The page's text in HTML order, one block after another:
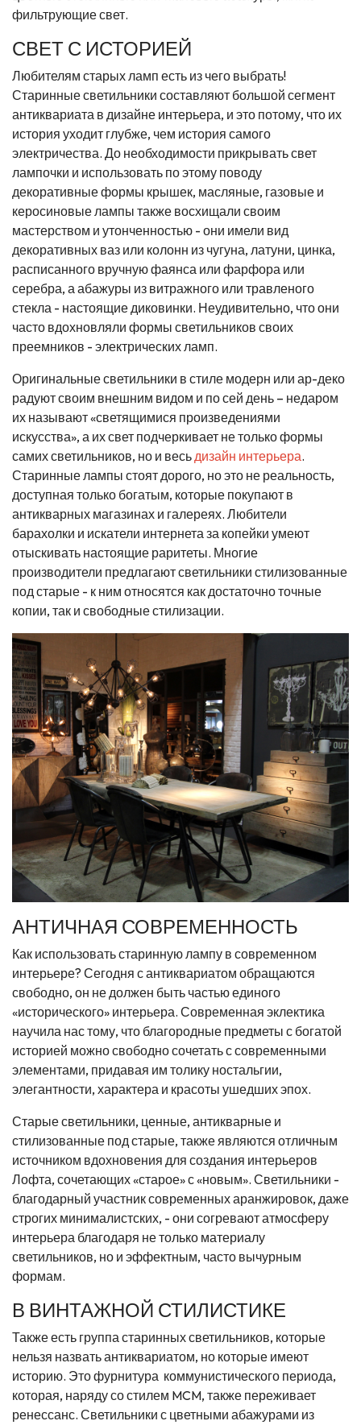
фильтрующие свет.
СВЕТ С ИСТОРИЕЙ
Любителям старых ламп есть из чего выбрать!
Старинные светильники составляют большой сегмент
антиквариата в дизайне интерьера, и это потому, что их
история уходит глубже, чем история самого
электричества. До необходимости прикрывать свет
лампочки и использовать по этому поводу
декоративные формы крышек, масляные, газовые и
керосиновые лампы также восхищали своим
мастерством и утонченностью - они имели вид
декоративных ваз или колонн из чугуна, латуни, цинка,
расписанного вручную фаянса или фарфора или
серебра, а абажуры из витражного или травленого
стекла - настоящие диковинки. Неудивительно, что они
часто вдохновляли формы светильников своих
преемников - электрических ламп.
Оригинальные светильники в стиле модерн или ар-деко
радуют своим внешним видом и по сей день – недаром
их называют «светящимися произведениями
искусства», а их свет подчеркивает не только формы
самих светильников, но и весь дизайн интерьера.
Старинные лампы стоят дорого, но это не реальность,
доступная только богатым, которые покупают в
антикварных магазинах и галереях. Любители
барахолки и искатели интернета за копейки умеют
отыскивать настоящие раритеты. Многие
производители предлагают светильники стилизованные
под старые - к ним относятся как достаточно точные
копии, так и свободные стилизации.
АНТИЧНАЯ СОВРЕМЕННОСТЬ
Как использовать старинную лампу в современном
интерьере? Сегодня с антиквариатом обращаются
свободно, он не должен быть частью единого
«исторического» интерьера. Современная эклектика
научила нас тому, что благородные предметы с богатой
историей можно свободно сочетать с современными
элементами, придавая им толику ностальгии,
элегантности, характера и красоты ушедших эпох.
Старые светильники, ценные, антикварные и
стилизованные под старые, также являются отличным
источником вдохновения для создания интерьеров
Лофта, сочетающих «старое» с «новым». Светильники -
благодарный участник современных аранжировок, даже
строгих минималистских, - они согревают атмосферу
интерьера благодаря не только материалу
светильников, но и эффектным, часто вычурным
формам.
В ВИНТАЖНОЙ СТИЛИСТИКЕ
Также есть группа старинных светильников, которые
нельзя назвать антиквариатом, но которые имеют
историю. Это фурнитура коммунистического периода,
которая, наряду со стилем MCM, также переживает
ренессанс. Светильники с цветными абажурами из